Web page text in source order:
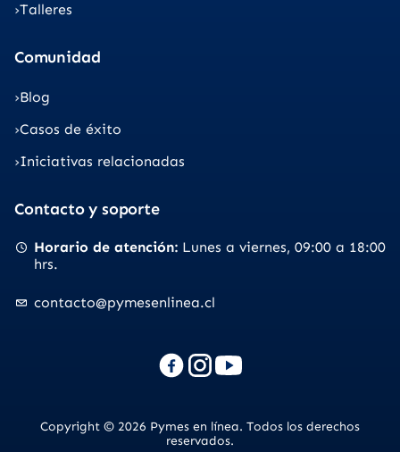
Talleres
Comunidad
Blog
Casos de éxito
Iniciativas relacionadas
Contacto y soporte
Horario de atención Lunes a viernes 09:00 a 18:00
hrs.
contacto@pymesenlinea.cl
Copyright © 2026 Pymes en línea. Todos los derechos
reservados.